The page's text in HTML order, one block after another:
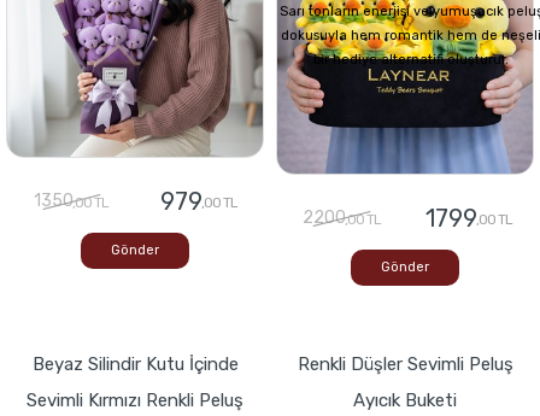
1350,00 TL 979,00 TL
Gönder
Sarı tonların enerjisi ve yumuşacık
dokusuyla hem romantik hem de neşeli
bir hediye alternatifi oluşturur.
2200,00 TL 1799,00 TL
Gönder
Beyaz Silindir Kutu İçinde
Sevimli Kırmızı Renkli Peluş
Renkli Düşler Sevimli Peluş
Ayıcık Buketi